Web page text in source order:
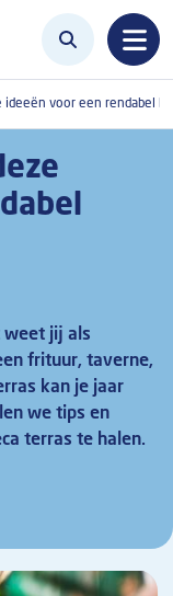
ideeën voor een rendabel
weet jij als
frituur, taverne,
kan je jaar
we tips en
terras te halen.